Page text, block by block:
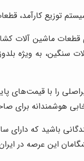
توزیع کارآمد،
قطعات ماشین آلات
به ویژه
را با قیمت‌های
هوشمندانه برای
باشید که
این عرصه در